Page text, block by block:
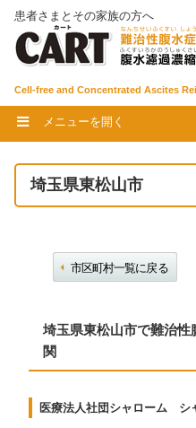
患者さまとその家族の方へ
Cell-free and Concentrated Ascites
メニューを開く
埼玉県東松山市
市区町村一覧に戻る
埼玉県東松山市で難治
関
医療法人社団シャローム シ